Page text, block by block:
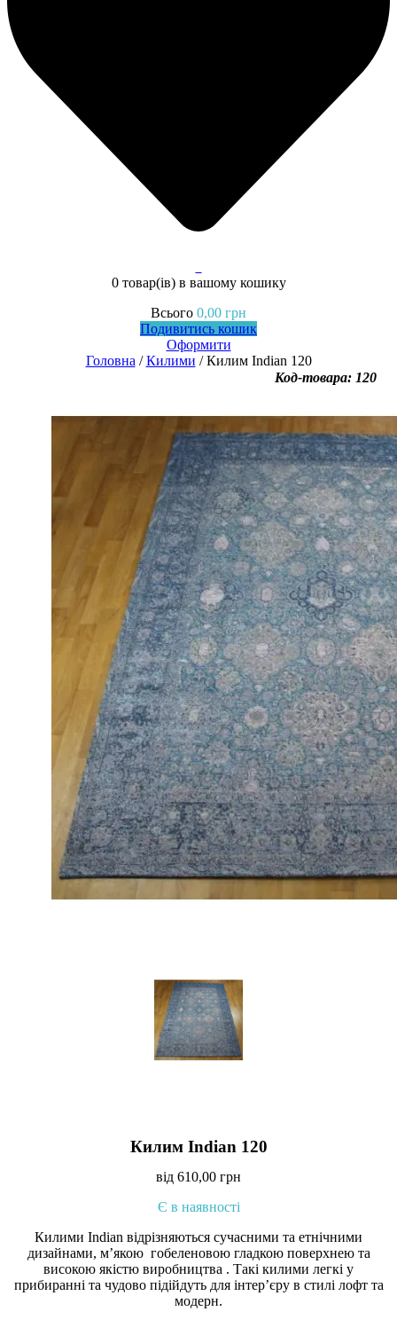
0 товар(ів)в вашому кошику
Всього 0,00 грн
Подивитись кошик
Оформити
Головна /Килими / Килим Indian 120
Код-товара: 120
Килим Indian 120
від 610,00 грн
Є в наявності
Килими Indian відрізняються сучасними та етнічними
дизайнами, м’якою гобеленовою гладкою поверхнею та
високою якістю виробництва . Такі килими легкі у
прибиранні та чудово підійдуть для інтер’єру в стилі лофт та
модерн.